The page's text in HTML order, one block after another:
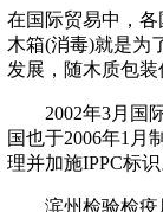
在国际贸易中，
木箱(消毒)就是为
发展，随木质包装
2002年3月国
国也于2006年1月
理并加施IPPC标识
滨州检验检